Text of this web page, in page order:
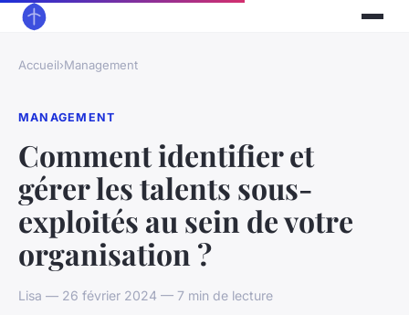
Accueil›Management
MANAGEMENT
Comment identifier et
gérer les talents sous-
exploités au sein de votre
organisation ?
Lisa — 26 février 2024 — 7 min de lecture